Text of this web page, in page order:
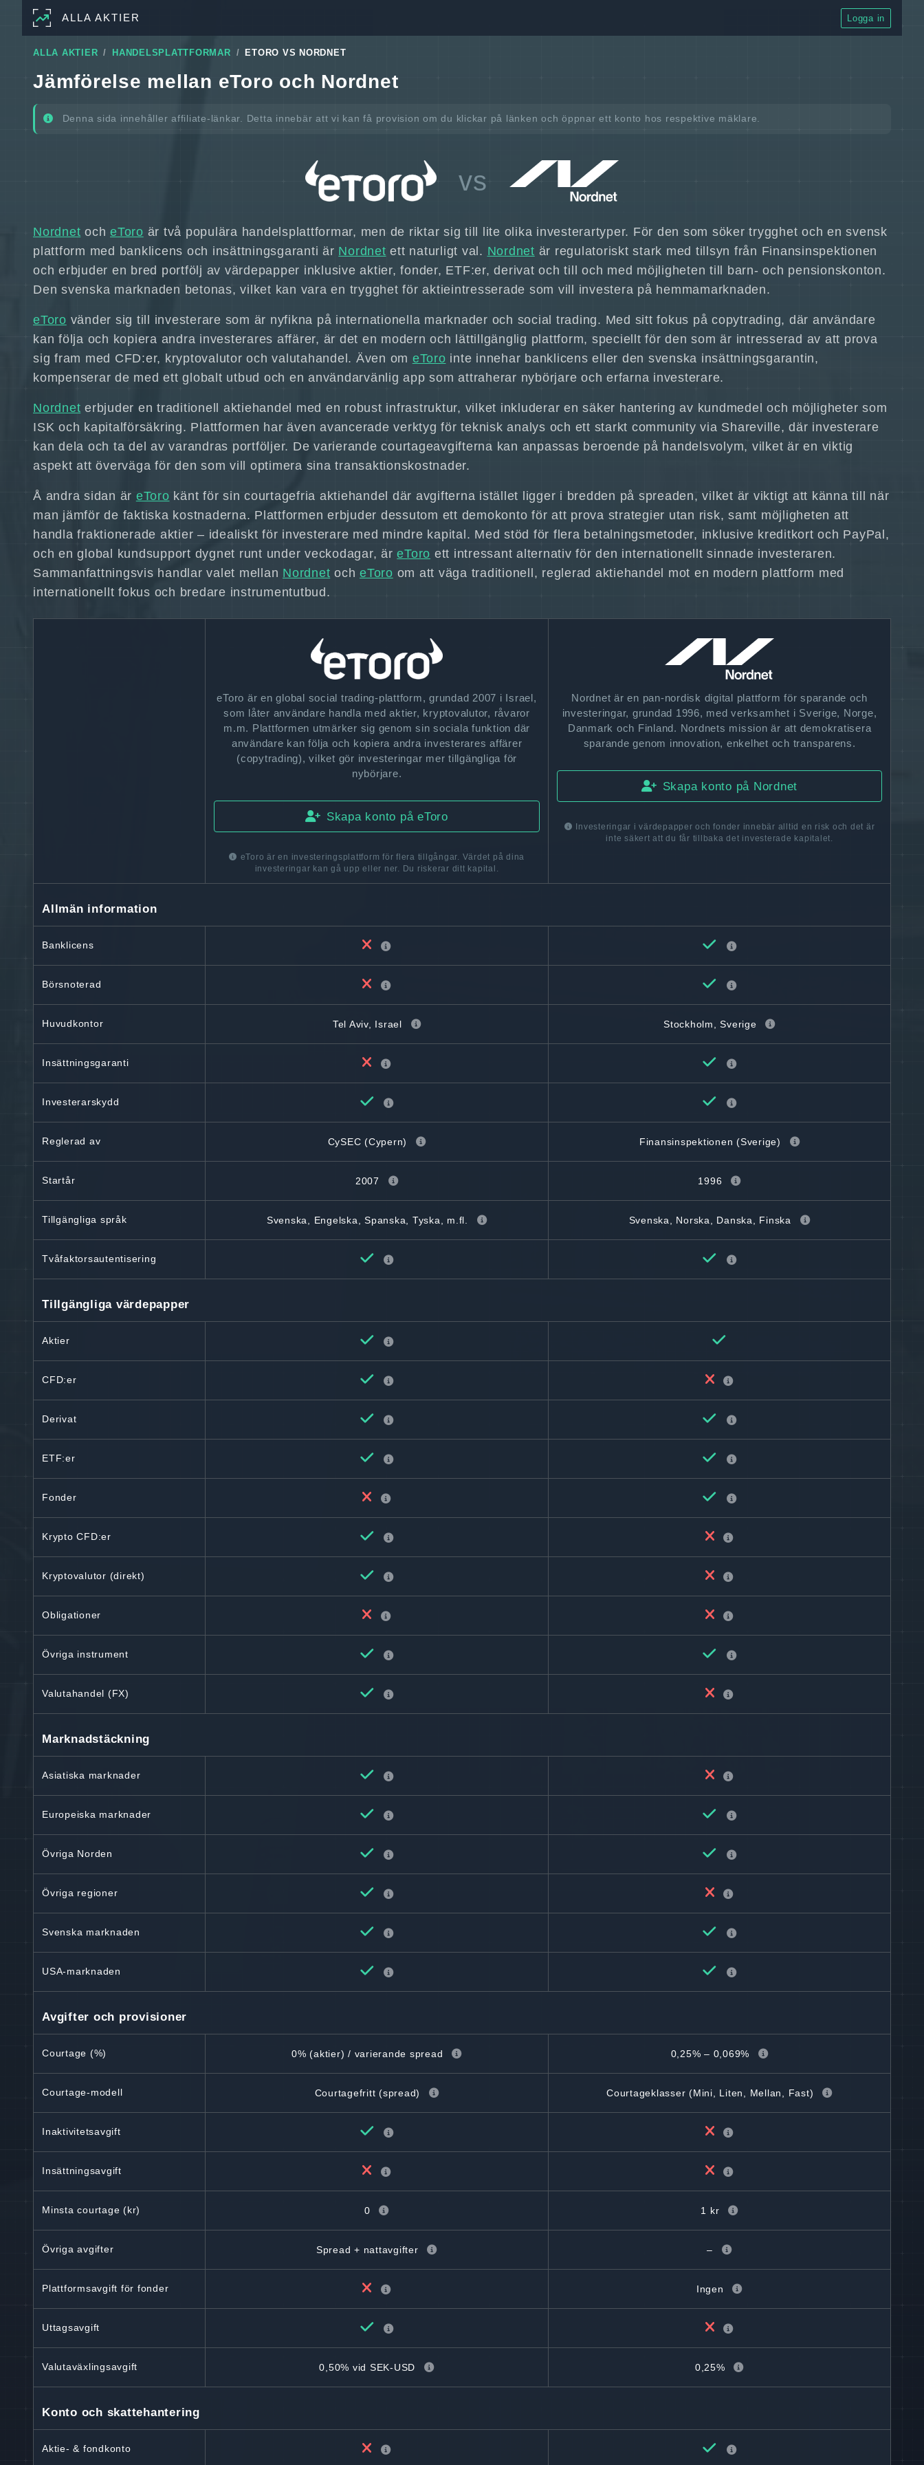
ALLA AKTIER Logga in
ALLA AKTIER HANDELSPLATTFORMAR ETORO VS NORDNET
Jämförelse mellan eToro och Nordnet
Denna sida innehåller affiliate-länkar. Detta innebär att vi kan få provision om du klickar på länken och öppnar ett konto hos respektive mäklare.
vs
Nordnet och eToro är två populära handelsplattformar, men de riktar sig till lite olika investerartyper. För den som söker trygghet och en svensk
plattform med banklicens och insättningsgaranti är Nordnet ett naturligt val. Nordnet är regulatoriskt stark med tillsyn från Finansinspektionen
och erbjuder en bred portfölj av värdepapper inklusive aktier, fonder, ETF:er, derivat och till och med möjligheten till barn- och pensionskonton.
Den svenska marknaden betonas, vilket kan vara en trygghet för aktieintresserade som vill investera på hemmamarknaden.
eToro vänder sig till investerare som är nyfikna på internationella marknader och social trading. Med sitt fokus på copytrading, där användare
kan följa och kopiera andra investerares affärer, är det en modern och lättillgänglig plattform, speciellt för den som är intresserad av att prova
sig fram med CFD:er, kryptovalutor och valutahandel. Även om eToro inte innehar banklicens eller den svenska insättningsgarantin,
kompenserar de med ett globalt utbud och en användarvänlig app som attraherar nybörjare och erfarna investerare.
Nordnet erbjuder en traditionell aktiehandel med en robust infrastruktur, vilket inkluderar en säker hantering av kundmedel och möjligheter som
ISK och kapitalförsäkring. Plattformen har även avancerade verktyg för teknisk analys och ett starkt community via Shareville, där investerare
kan dela och ta del av varandras portföljer. De varierande courtageavgifterna kan anpassas beroende på handelsvolym, vilket är en viktig
aspekt att överväga för den som vill optimera sina transaktionskostnader.
Å andra sidan är eToro känt för sin courtagefria aktiehandel där avgifterna istället ligger i bredden på spreaden, vilket är viktigt att känna till när
man jämför de faktiska kostnaderna. Plattformen erbjuder dessutom ett demokonto för att prova strategier utan risk, samt möjligheten att
handla fraktionerade aktier – idealiskt för investerare med mindre kapital. Med stöd för flera betalningsmetoder, inklusive kreditkort och PayPal,
och en global kundsupport dygnet runt under veckodagar, äreToro ett intressant alternativ för den internationellt sinnade investeraren.
Sammanfattningsvis handlar valet mellan Nordnet och eToro om att väga traditionell, reglerad aktiehandel mot en modern plattform med
internationellt fokus och bredare instrumentutbud.
eToro är en global social trading-plattform, grundad 2007 i Israel,
som låter användare handla med aktier, kryptovalutor, råvaror
m.m. Plattformen utmärker sig genom sin sociala funktion där
användare kan följa och kopiera andra investerares affärer
(copytrading), vilket gör investeringar mer tillgängliga för
nybörjare.
Skapa konto på eToro
eToro är en investeringsplattform för flera tillgångar. Värdet på dina
investeringar kan gå upp eller ner. Du riskerar ditt kapital.
Nordnet är en pan-nordisk digital plattform för sparande och
investeringar, grundad 1996, med verksamhet i Sverige, Norge,
Danmark och Finland. Nordnets mission är att demokratisera
sparande genom innovation, enkelhet och transparens.
Skapa konto på Nordnet
Investeringar i värdepapper och fonder innebär alltid en risk och det är
inte säkert att du får tillbaka det investerade kapitalet.
Allmän information
Banklicens
Börsnoterad
Huvudkontor Tel Aviv, Israel Stockholm, Sverige
Insättningsgaranti
Investerarskydd
Reglerad av CySEC (Cypern) Finansinspektionen (Sverige)
Startår 2007 1996
Tillgängliga språk Svenska, Engelska, Spanska, Tyska, m.fl. Svenska, Norska, Danska, Finska
Tvåfaktorsautentisering
Tillgängliga värdepapper
Aktier
CFD:er
Derivat
ETF:er
Fonder
Krypto CFD:er
Kryptovalutor (direkt)
Obligationer
Övriga instrument
Valutahandel (FX)
Marknadstäckning
Asiatiska marknader
Europeiska marknader
Övriga Norden
Övriga regioner
Svenska marknaden
USA-marknaden
Avgifter och provisioner
Courtage (%) 0% (aktier) / varierande spread 0,25% – 0,069%
Courtage-modell Courtagefritt (spread) Courtageklasser (Mini, Liten, Mellan, Fast)
Inaktivitetsavgift
Insättningsavgift
Minsta courtage (kr) 0 1 kr
Övriga avgifter Spread + nattavgifter –
Plattformsavgift för fonder Ingen
Uttagsavgift
Valutaväxlingsavgift 0,50% vid SEK-USD 0,25%
Konto och skattehantering
Aktie- & fondkonto